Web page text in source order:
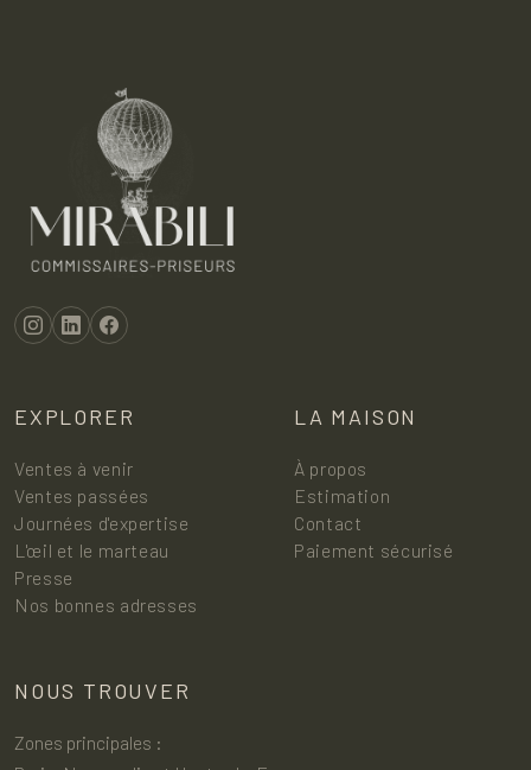
EXPLORER
Ventes à venir
Ventes passées
Journées d'expertise
L'œil et le marteau
Presse
Nos bonnes adresses
LA MAISON
À propos
Estimation
Contact
Paiement sécurisé
NOUS TROUVER
Zones principales :